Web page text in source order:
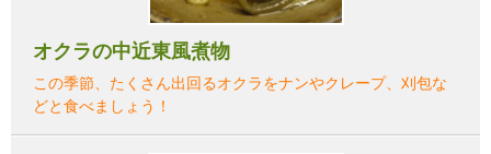
オクラの中近東風煮物
この季節、たくさん出回るオクラをナンやクレープ、刈包な
どと食べましょう！